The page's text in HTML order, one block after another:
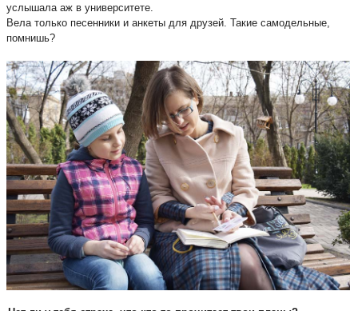
услышала аж в университете.
Вела только песенники и анкеты для друзей. Такие самодельные,
помнишь?